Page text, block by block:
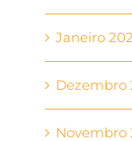
Janeiro
Dezembro
Novembro